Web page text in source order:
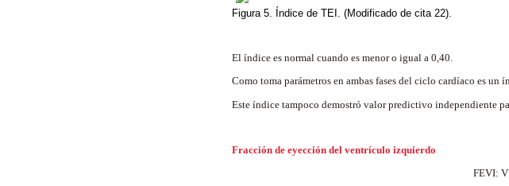
Figura 5. Índice de TEI. (Modificado de cita 22).
El índice es normal cuando es menor o igual a 0,40.
Como toma parámetros en ambas fases del ciclo cardíaco es
Este índice tampoco demostró valor predictivo independiente
Fracción de eyección del ventrículo izquierdo
FEVI: